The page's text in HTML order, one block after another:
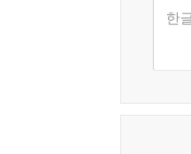
한